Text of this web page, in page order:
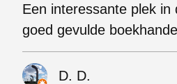
Een interessante plek in
goed gevulde boekhandel
D. D.